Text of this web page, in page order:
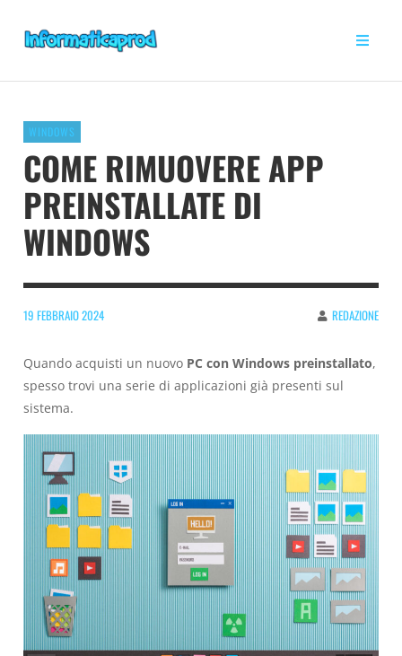
WINDOWS
COME RIMUOVERE APP
PREINSTALLATE DI
WINDOWS
19 FEBBRAIO 2024 REDAZIONE
Quando acquisti un nuovo PC con Windows preinstallato,
spesso trovi una serie di applicazioni già presenti sul
sistema.